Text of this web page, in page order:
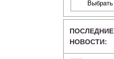
ПОСЛЕДНИЕ
НОВОСТИ: